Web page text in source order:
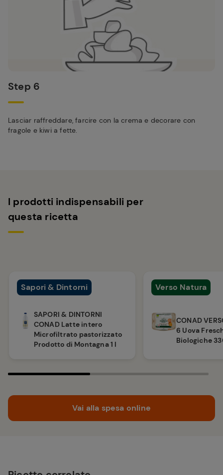
Step 6
Lasciar raffreddare, farcire con la crema e decorare con
fragole e kiwi a fette.
I prodotti indispensabili per
questa ricetta
Sapori & Dintorni
SAPORI & DINTORNI
CONAD Latte intero
Microfiltrato pastorizzato
Prodotto di Montagna 1 l
Verso Natura
CONAD
6 Uova
Biologiche
Vai alla spesa online